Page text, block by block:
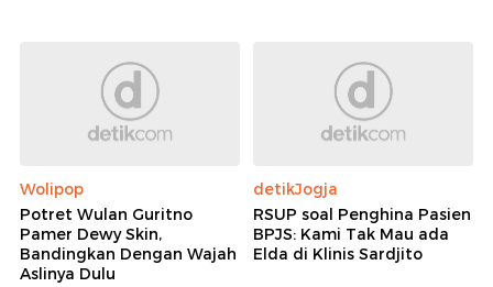
Wolipop
Potret Wulan Guritno
Pamer Dewy Skin,
Bandingkan Dengan Wajah
Aslinya Dulu
detikJogja
RSUP soal Penghina Pasien
BPJS: Kami Tak Mau ada
Elda di Klinis Sardjito